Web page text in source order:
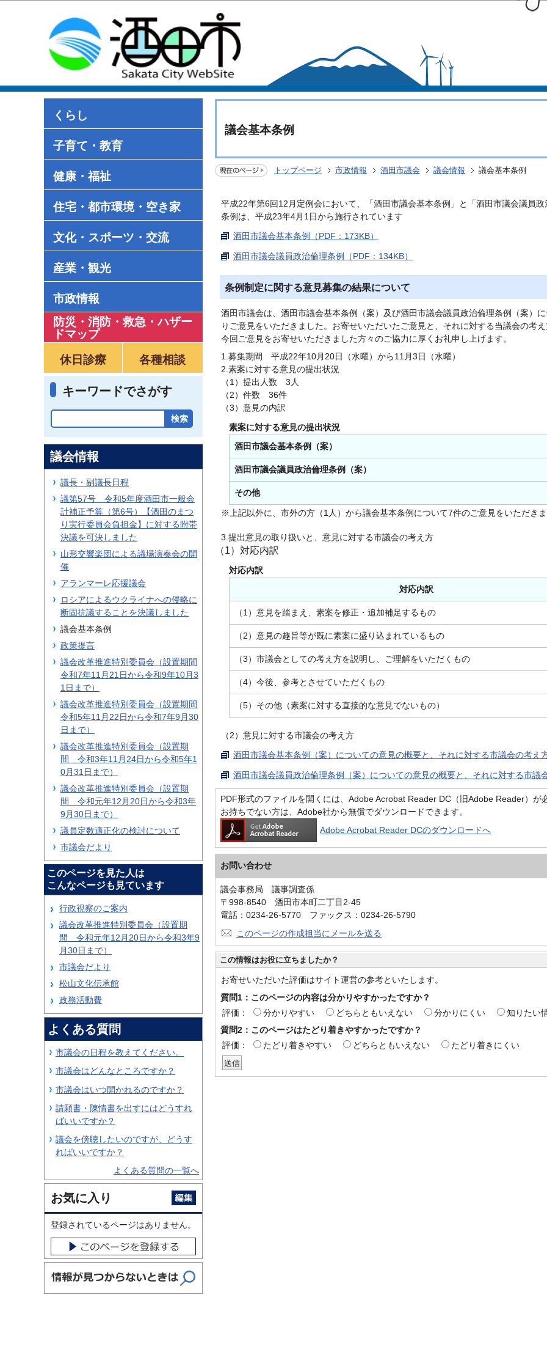
くらし
子育て・教育
健康・福祉
住宅・都市環境・空き家
文化・スポーツ・交流
産業・観光
市政情報
防災・消防・救急 ・ハザー
ドマップ
休日診療
各種相談
キーワードでさがす
議会基本条例
トップページ 市政情報 酒田市議会 議会情報 議会基本条例
平成22年第6回12月定例会において、「酒田市議会基本条例」と「酒田市議会議員
条例は、平成23年4月1日から施行されています
酒田市議会基本条例（PDF：173KB）
酒田市議会議員政治倫理条例（PDF：134KB）
条例制定に関する意見募集の結果について
酒田市議会は、酒田市議会基本条例（案）及び酒田市議会議員政治倫理条例（案）
りご意見をいただきました。お寄せいただいたご意見と、それに対する当議会の考
今回ご意見をお寄せいただきました方々のご協力に厚くお礼申し上げます。
1.募集期間 平成22年10月20日（水曜）から11月3日（水曜）
2.素案に対する意見の提出状況
（1）提出人数 3人
（2）件数 36件
（3）意見の内訳
素案に対する意見の提出状況
酒田市議会基本条例（案）
酒田市議会議員政治倫理条例（案）
その他
※上記以外に、市外の方（1人）から議会基本条例について7件のご意見をいただきま
3.提出意見の取り扱いと、意見に対する市議会の考え方
（1）対応内訳
対応内訳
対応内訳
（1）意見を踏まえ、素案を修正・追加補足するもの
（2）意見の趣旨等が既に素案に盛り込まれているもの
（3）市議会としての考え方を説明し、ご理解をいただくもの
（4）今後、参考とさせていただくもの
（5）その他（素案に対する直接的な意見でないもの）
（2）意見に対する市議会の考え方
酒田市議会基本条例（案）についての意見の概要と、それに対する市議会の考え
酒田市議会議員政治倫理条例（案）についての意見の概要と、それに対する市議
PDF形式のファイルを開くには、Adobe Acrobat Reader DC（旧Adobe Reader）が
お持ちでない方は、Adobe社から無償でダウンロードできます。
Adobe Acrobat Reader DCのダウンロードへ
お問い合わせ
議会事務局 議事調査係
〒998-8540 酒田市本町二丁目2-45
電話：0234-26-5770 ファックス：0234-26-5790
このページの作成担当にメールを送る
この情報はお役に立ちましたか？
お寄せいただいた評価はサイト運営の参考といたします。
質問1：このページの内容は分かりやすかったですか？
評価：
分かりやすい どちらともいえない 分かりにくい
知りたい
質問2：このページはたどり着きやすかったですか？
評価：
たどり着きやすい どちらともいえない たどり着きにくい
議会情報
議長・副議長日程
議第57号 令和5年度酒田市一般会
計補正予算（第6号）【酒田のまつ
り実行委員会負担金】に対する附帯
決議を可決しました
山形交響楽団による議場演奏会の開
催
アランマーレ応援議会
ロシアによるウクライナへの侵略に
断固抗議することを決議しました
議会基本条例
政策提言
議会改革推進特別委員会（設置期間
令和7年11月21日から令和9年10月3
1日まで）
議会改革推進特別委員会（設置期間
令和5年11月22日から令和7年9月30
日まで）
議会改革推進特別委員会（設置期
間 令和3年11月24日から令和5年1
0月31日まで）
議会改革推進特別委員会（設置期
間 令和元年12月20日から令和3年
9月30日まで）
議員定数適正化の検討について
市議会だより
このページを見た人は
こんなページも見ています
行政視察のご案内
議会改革推進特別委員会（設置期
間 令和元年12月20日から令和3年9
月30日まで）
市議会だより
松山文化伝承館
政務活動費
よくある質問
市議会の日程を教えてください。
市議会はどんなところですか？
市議会はいつ開かれるのですか？
請願書・陳情書を出すにはどうすれ
ばいいですか？
議会を傍聴したいのですが、どうす
ればいいですか？
よくある質問の一覧へ
お気に入り
登録されているページはありません。